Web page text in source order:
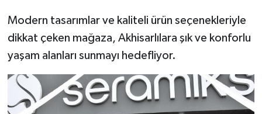
Modern tasarımlar ve kaliteli ürün seçenekleriyle
dikkat çeken mağaza, Akhisarlılara şık ve konforlu
yaşam alanları sunmayı hedefliyor.